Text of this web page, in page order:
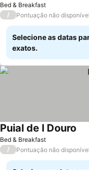
Bed & Breakfast
/ Pontuação não disponível
Selecione as datas
exatos.
Bed & Breakfast
Puial de l Douro
/ Pontuação não disponível